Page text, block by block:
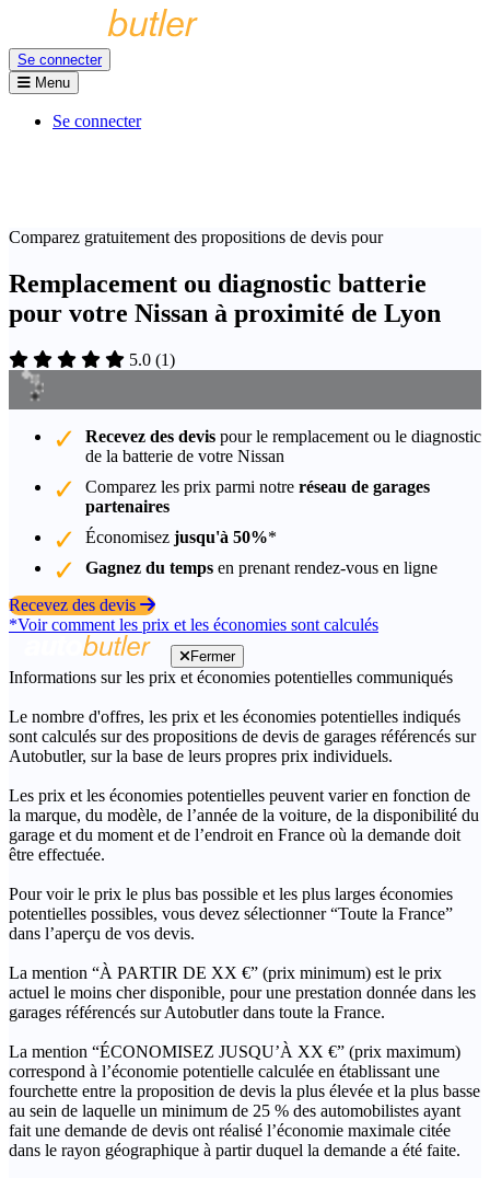
Se connecter
Menu
Se connecter
Comparez gratuitement des propositions de devis pour
Remplacement ou diagnostic batterie
pour votre Nissan à proximité de Lyon
5.0 (1)
Recevez des devis pour le remplacement ou le diagnostic
de la batterie de votre Nissan
Comparez les prix parmi notre réseau de garages
partenaires
Économisez jusqu'à 50%*
Gagnez du temps en prenant rendez-vous en ligne
Recevez des devis
*Voir comment les prix et les économies sont calculés
Fermer
Informations sur les prix et économies potentielles communiqués
Le nombre d'offres, les prix et les économies potentielles indiqués
sont calculés sur des propositions de devis de garages référencés sur
Autobutler, sur la base de leurs propres prix individuels.
Les prix et les économies potentielles peuvent varier en fonction de
la marque, du modèle, de l’année de la voiture, de la disponibilité du
garage et du moment et de l’endroit en France où la demande doit
être effectuée.
Pour voir le prix le plus bas possible et les plus larges économies
potentielles possibles, vous devez sélectionner “Toute la France”
dans l’aperçu de vos devis.
La mention “À PARTIR DE XX €” (prix minimum) est le prix
actuel le moins cher disponible, pour une prestation donnée dans les
garages référencés sur Autobutler dans toute la France.
La mention “ÉCONOMISEZ JUSQU’À XX €” (prix maximum)
correspond à l’économie potentielle calculée en établissant une
fourchette entre la proposition de devis la plus élevée et la plus basse
au sein de laquelle un minimum de 25 % des automobilistes ayant
fait une demande de devis ont réalisé l’économie maximale citée
dans le rayon géographique à partir duquel la demande a été faite.